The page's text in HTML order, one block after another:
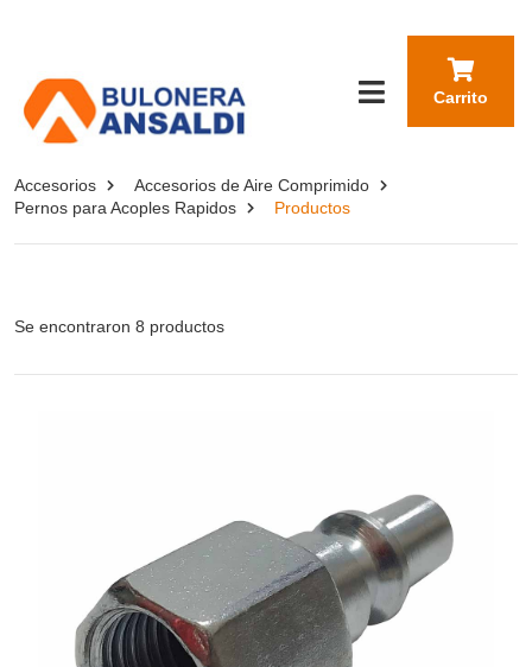
Carrito
Accesorios
Accesorios de Aire Comprimido
Pernos para Acoples Rapidos
Productos
Se encontraron 8 productos